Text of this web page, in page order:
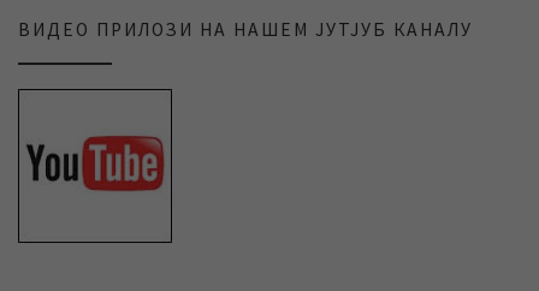
ВИДЕО ПРИЛОЗИ НА НАШЕМ ЈУТЈУБ КАНАЛУ